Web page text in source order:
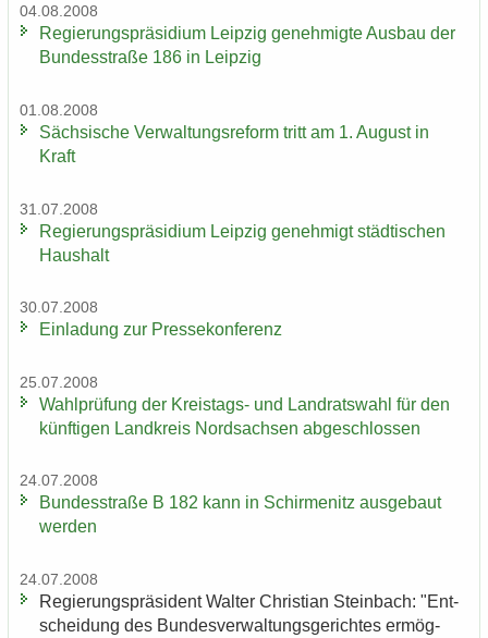
04.08.2008
Re­gie­rungs­prä­si­di­um Leip­zig ge­neh­mig­te Aus­bau der
Bun­des­stra­ße 186 in Leip­zig
01.08.2008
Säch­si­sche Ver­wal­tungs­re­form tritt am 1. Au­gust in
Kraft
31.07.2008
Re­gie­rungs­prä­si­di­um Leip­zig ge­neh­migt städ­ti­schen
Haus­halt
30.07.2008
Ein­la­dung zur Pres­se­kon­fe­renz
25.07.2008
Wahl­prü­fung der Kreistags-​ und Land­rats­wahl für den
künf­ti­gen Land­kreis Nord­sach­sen ab­ge­schlos­sen
24.07.2008
Bun­des­stra­ße B 182 kann in Schir­menitz aus­ge­baut
wer­den
24.07.2008
Re­gie­rungs­prä­si­dent Wal­ter Chris­ti­an Stein­bach: "Ent­
schei­dung des Bun­des­ver­wal­tungs­ge­rich­tes er­mög­